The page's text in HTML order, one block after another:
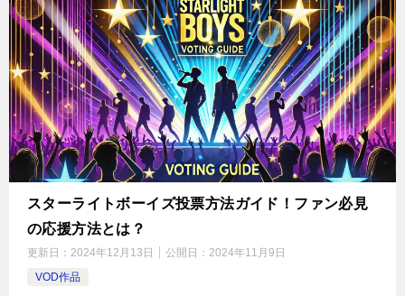
スターライトボーイズ投票方法ガイド！ファン必見
の応援方法とは？
更新日： 2024年12月13日 公開日： 2024年11月9日
VOD作品